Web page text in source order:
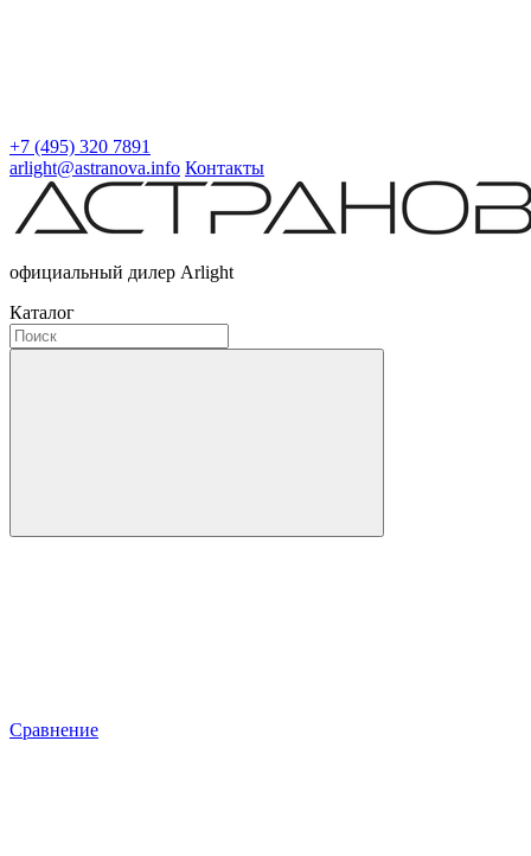
+7 (495) 320 7891
arlight@astranova.info Контакты
официальный дилер Arlight
Каталог
Сравнение